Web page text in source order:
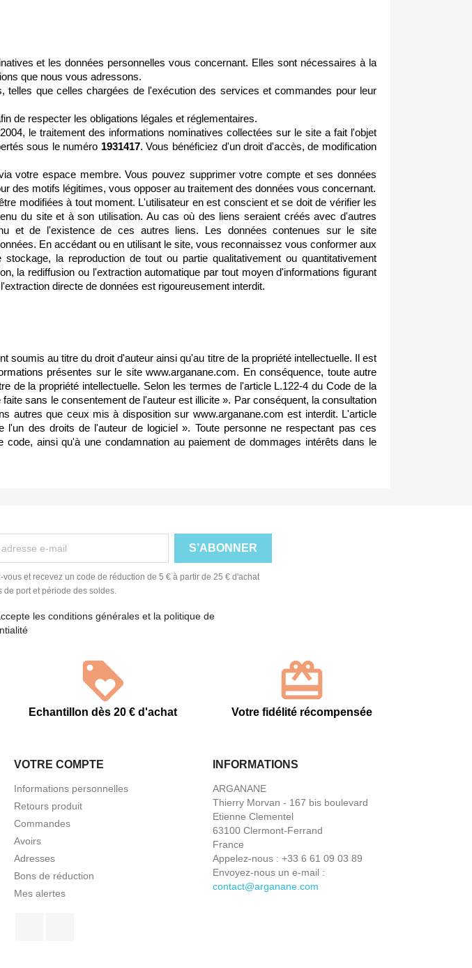
et les données personnelles vous concernant. Elles sont nécessaires à la
que nous vous adressons.
que celles chargées de l'exécution des services et commandes pour leur
de respecter les obligations légales et réglementaires.
le traitement des informations nominatives collectées sur le site a fait l'objet
sous le numéro 1931417. Vous bénéficiez d'un droit d'accès, de modification
votre espace membre. Vous pouvez supprimer votre compte et ses données
des motifs légitimes, vous opposer au traitement des données vous concernant.
modifiées à tout moment. L'utilisateur en est conscient et se doit de vérifier les
du site et à son utilisation. Au cas où des liens seraient créés avec d'autres
et de l'existence de ces autres liens. Les données contenues sur le site
En accédant ou en utilisant le site, vous reconnaissez vous conformer aux
la reproduction de tout ou partie qualitativement ou quantitativement
la rediffusion ou l'extraction automatique par tout moyen d'informations figurant
directe de données est rigoureusement interdit.
au titre du droit d'auteur ainsi qu'au titre de la propriété intellectuelle. Il est
présentes sur le site www.arganane.com. En conséquence, toute autre
de la propriété intellectuelle. Selon les termes de l'article L.122-4 du Code de la
sans le consentement de l'auteur est illicite ». Par conséquent, la consultation
autres que ceux mis à disposition sur www.arganane.com est interdit. L'article
des droits de l'auteur de logiciel ». Toute personne ne respectant pas ces
ainsi qu'à une condamnation au paiement de dommages intérêts dans le
vous et recevez un code de réduction de 5 € à partir de 25 € d'achat
de port et période des soldes.
les conditions générales et la politique de
Echantillon dès 20 € d'achat Votre fidélité récompensée
VOTRE COMPTE
Informations personnelles
Retours produit
Commandes
Avoirs
Adresses
Bons de réduction
Mes alertes
INFORMATIONS
ARGANANE
Thierry Morvan - 167 bis boulevard
Etienne Clementel
63100 Clermont-Ferrand
France
Appelez-nous : +33 6 61 09 03 89
Envoyez-nous un e-mail :
contact@arganane.com